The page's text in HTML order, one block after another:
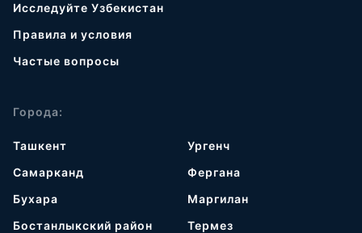
Исследуйте Узбекистан
Правила и условия
Частые вопросы
Города:
Ташкент
Самарканд
Бухара
Бостанлыкский район
Ургенч
Фергана
Маргилан
Термез